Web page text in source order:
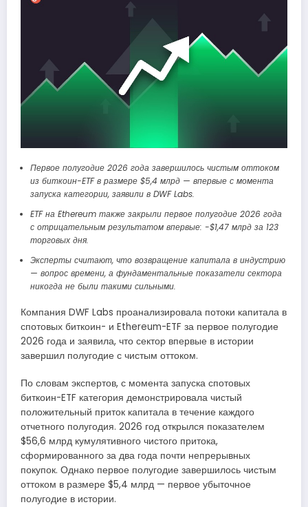
Первое полугодие 2026 года завершилось чистым оттоком
из биткоин-ETF в размере $5,4 млрд — впервые с момента
запуска категории, заявили в DWF Labs.
ETF на Ethereum также закрыли первое полугодие 2026 года
с отрицательным результатом впервые: -$1,47 млрд за 123
торговых дня.
Эксперты считают, что возвращение капитала в индустрию
— вопрос времени, а фундаментальные показатели сектора
никогда не были такими сильными.
Компания DWF Labs проанализировала потоки капитала в
спотовых биткоин- и Ethereum-ETF за первое полугодие
2026 года и заявила, что сектор впервые в истории
завершил полугодие с чистым оттоком.
По словам экспертов, с момента запуска спотовых
биткоин-ETF категория демонстрировала чистый
положительный приток капитала в течение каждого
отчетного полугодия. 2026 год открылся показателем
$56,6 млрд кумулятивного чистого притока,
сформированного за два года почти непрерывных
покупок. Однако первое полугодие завершилось чистым
оттоком в размере $5,4 млрд — первое убыточное
полугодие в истории.